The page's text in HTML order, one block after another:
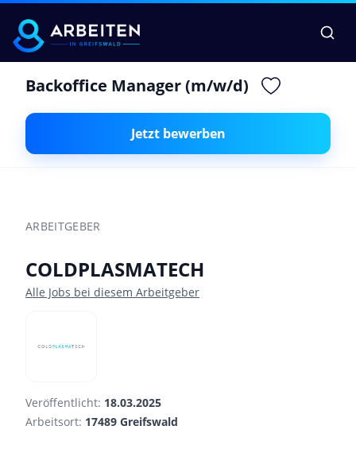
Backoffice Manager (m/w/d)
Jetzt bewerben
ARBEITGEBER
COLDPLASMATECH
Alle Jobs bei diesem Arbeitgeber
Veröffentlicht: 18.03.2025
Arbeitsort: 17489 Greifswald